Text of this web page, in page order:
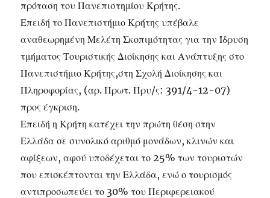
πρόταση του Πανεπιστημίου Κρήτης.
Επειδή το Πανεπιστήμιο Κρήτης υπέβαλε
αναθεωρημένη Μελέτη Σκοπιμότητας για την Ίδρυση
τμήματος Τουριστικής Διοίκησης και Ανάπτυξης στο
Πανεπιστήμιο Κρήτης,στη Σχολή Διοίκησης και
Πληροφορίας, (αρ. Πρωτ. Πρυ/ς: 391/4-12-07)
προς έγκριση.
Επειδή η Κρήτη κατέχει την πρώτη θέση στην
Ελλάδα σε συνολικό αριθμό μονάδων, κλινών και
αφίξεων, αφού υποδέχεται το 25% των τουριστών
που επισκέπτονται την Ελλάδα, ενώ ο τουρισμός
αντιπροσωπεύει το 30% του Περιφερειακού